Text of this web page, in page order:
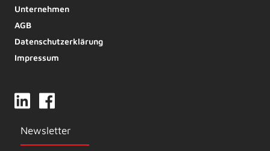
Unternehmen
AGB
Datenschutzerklärung
Impressum
Newsletter